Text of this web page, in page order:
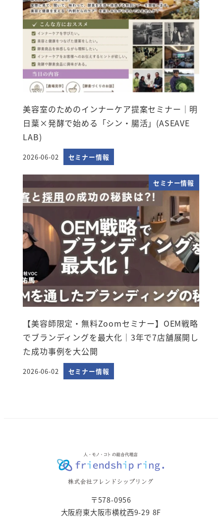
美容室のためのインナーケア提案セミナー｜明
日葉×発酵で始める「シン・腸活」(ASEAVE
LAB)
投稿日
2026-06-02 セミナー情報
セミナー情報
【美容師限定・無料Zoomセミナー】OEM戦略
でブランディングを最大化｜3年で7店舗展開し
た成功事例を大公開
投稿日
2026-06-02 セミナー情報
〒578-0956
大阪府東大阪市横枕西9-29 8F